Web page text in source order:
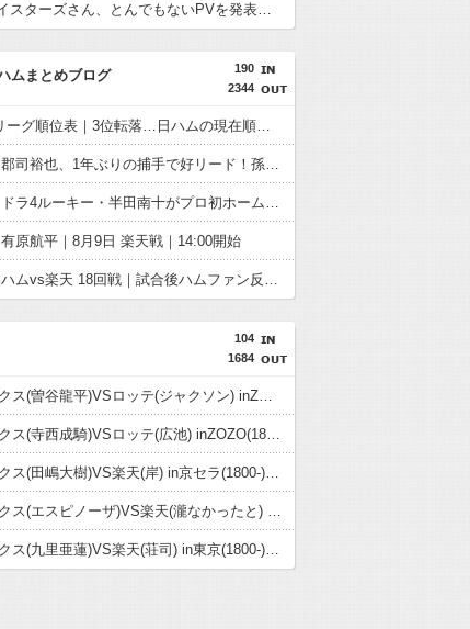
横浜DeNAベイスターズさん、とんでもないPVを発表してしまうwwwwwwwwwwww
190
2344
ムまとめブログ
【8/8】パ・リーグ順位表｜3位転落…日ハムの現在順位がこちら
【日本ハム】郡司裕也、1年ぶりの捕手で好リード！孫易磊を2回無失点に導く
【日本ハム】ドラ4ルーキー・半田南十がプロ初ホームラン！！
有原航平｜8月9日 楽天戦｜14:00開始
【敗戦】日本ハムvs楽天 18回戦｜試合後ハムファン反省会｜8/8
104
1684
08.08 オリックス(曽谷龍平)VSロッテ(ジャクソン) inZOZO(1800-)試合実況記事
08.07 オリックス(寺西成騎)VSロッテ(広池) inZOZO(1800-)試合実況記事
08.06 オリックス(田嶋大樹)VS楽天(岸) in京セラ(1800-)試合実況記事
08.05 オリックス(エスピノーザ)VS楽天(瀧なかったと) in京セラ(1800-)試合実況記事
08.03 オリックス(九里亜蓮)VS楽天(荘司) in東京(1800-)試合実況記事